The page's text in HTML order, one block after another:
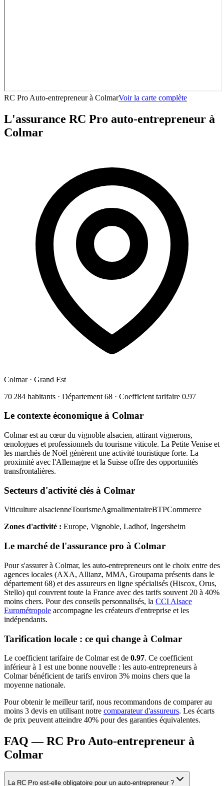
RC Pro Auto-entrepreneurà ColmarVoir la carte complète
L'assurance RC Pro auto-entrepreneur à
Colmar
Colmar· Grand Est
70 284 habitants · Département 68 · Coefficient tarifaire 0.97
Le contexte économique à Colmar
Colmar est au cœur du vignoble alsacien, attirant vignerons,
œnologues et professionnels du tourisme viticole. La Petite Venise et
les marchés de Noël génèrent une activité touristique forte. La
proximité avec l'Allemagne et la Suisse offre des opportunités
transfrontalières.
Secteurs d'activité clés à Colmar
Viticulture alsacienneTourismeAgroalimentaireBTPCommerce
Zones d'activité : Europe, Vignoble, Ladhof, Ingersheim
Le marché de l'assurance pro à Colmar
Pour s'assurer à Colmar, les auto-entrepreneurs ont le choix entre des
agences locales (AXA, Allianz, MMA, Groupama présents dans le
département 68) et des assureurs en ligne spécialisés (Hiscox, Orus,
Stello) qui couvrent toute la France avec des tarifs souvent 20 à 40%
moins chers. Pour des conseils personnalisés, la CCI Alsace
Eurométropole accompagne les créateurs d'entreprise et les
indépendants.
Tarification locale : ce qui change à Colmar
Le coefficient tarifaire de Colmarest de 0.97. Ce coefficient
inférieur à 1 est une bonne nouvelle : les auto-entrepreneurs à
Colmar bénéficient de tarifs environ 3% moins chers que la
moyenne nationale.
Pour obtenir le meilleur tarif, nous recommandons de comparer au
moins 3 devis en utilisant notre comparateur d'assureurs. Les écarts
de prix peuvent atteindre 40% pour des garanties équivalentes.
FAQ — RC Pro Auto-entrepreneur à
Colmar
La RC Pro est-elle obligatoire pour un auto-entrepreneur ?